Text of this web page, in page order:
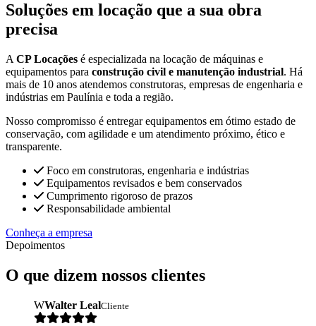
Soluções em locação que a sua obra
precisa
A CP Locações é especializada na locação de máquinas e
equipamentos para construção civil e manutenção industrial. Há
mais de 10 anos atendemos construtoras, empresas de engenharia e
indústrias em Paulínia e toda a região.
Nosso compromisso é entregar equipamentos em ótimo estado de
conservação, com agilidade e um atendimento próximo, ético e
transparente.
Foco em construtoras, engenharia e indústrias
Equipamentos revisados e bem conservados
Cumprimento rigoroso de prazos
Responsabilidade ambiental
Conheça a empresa
Depoimentos
O que dizem nossos clientes
WWalter LealCliente